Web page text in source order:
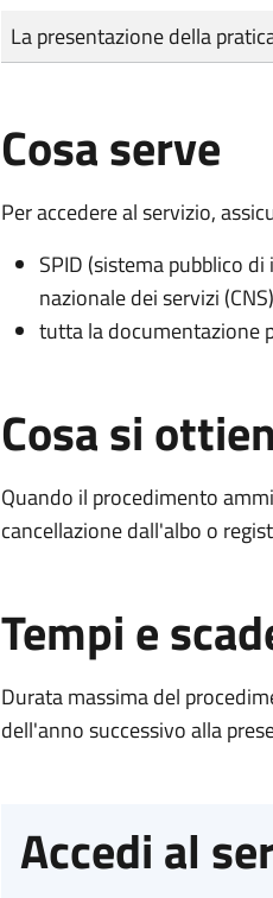
Tipo di pagamento
Importo
La presentazione della
Cosa serve
Per accedere al servizio,
SPID (sistema pubblico
nazionale dei servizi (CNS)
tutta la documentazione
Cosa si
Quando il procedimento
cancellazione dall'albo o
Tempi e
Durata massima del
dell'anno successivo alla
Accedi al